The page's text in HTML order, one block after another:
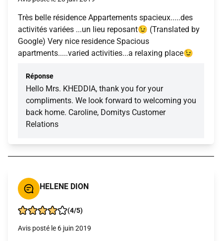
Très belle résidence Appartements spacieux.....des
activités variées ...un lieu reposant😉 (Translated by
Google) Very nice residence Spacious
apartments.....varied activities...a relaxing place😉
Réponse
Hello Mrs. KHEDDIA, thank you for your
compliments. We look forward to welcoming you
back home. Caroline, Domitys Customer
Relations
HELENE DION
(4/5)
Avis posté le 6 juin 2019